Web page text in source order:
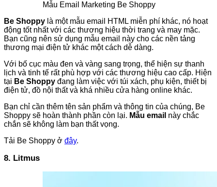
Mẫu Email Marketing Be Shoppy
Be Shoppy là một mẫu email HTML miễn phí khác, nó hoạt
động tốt nhất với các thương hiệu thời trang và may mặc.
Bạn cũng nên sử dụng mẫu email này cho các nền tảng
thương mại điện tử khác một cách dễ dàng.
Với bố cục màu đen và vàng sang trọng, thể hiện sự thanh
lịch và tinh tế rất phù hợp với các thương hiệu cao cấp. Hiện
tại Be Shoppy đang làm việc với túi xách, phụ kiện, thiết bị
điện tử, đồ nội thất và khá nhiều cửa hàng online khác.
Bạn chỉ cần thêm tên sản phẩm và thông tin của chúng, Be
Shoppy sẽ hoàn thành phần còn lại. Mẫu email này chắc
chắn sẽ không làm bạn thất vọng.
Tải Be Shoppy ở đây.
8. Litmus